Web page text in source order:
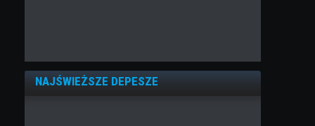
NAJŚWIEŻSZE DEPESZE